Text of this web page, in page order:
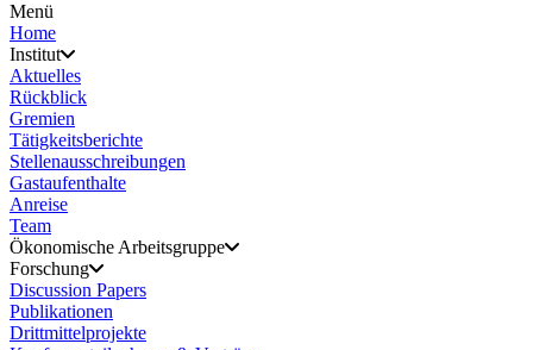
Menü
Home
Institut
Aktuelles
Rückblick
Gremien
Tätigkeitsberichte
Stellenausschreibungen
Gastaufenthalte
Anreise
Team
Ökonomische Arbeitsgruppe
Forschung
Discussion Papers
Publikationen
Drittmittelprojekte